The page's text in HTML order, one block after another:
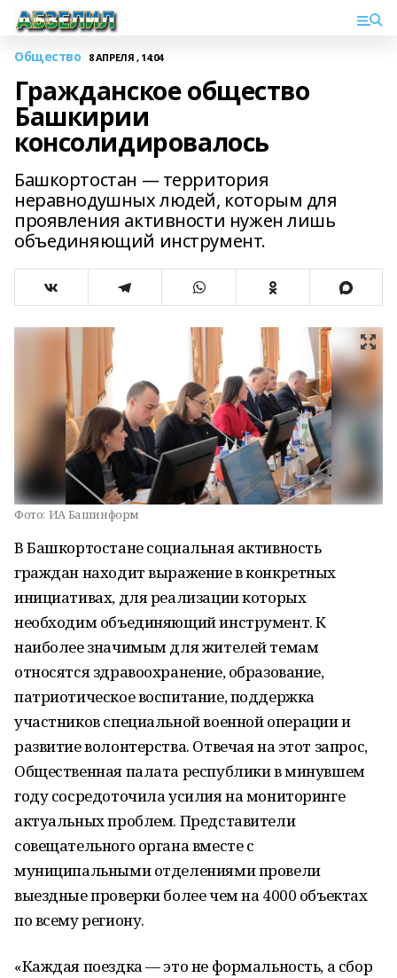
Общество 8 АПРЕЛЯ , 14:04
Гражданское общество
Башкирии
консолидировалось
Башкортостан — территория
неравнодушных людей, которым для
проявления активности нужен лишь
объединяющий инструмент.
Фото: ИА Башинформ
В Башкортостане социальная активность
граждан находит выражение в конкретных
инициативах, для реализации которых
необходим объединяющий инструмент. К
наиболее значимым для жителей темам
относятся здравоохранение, образование,
патриотическое воспитание, поддержка
участников специальной военной операции и
развитие волонтерства. Отвечая на этот запрос,
Общественная палата республики в минувшем
году сосредоточила усилия на мониторинге
актуальных проблем. Представители
совещательного органа вместе с
муниципальными отделениями провели
выездные проверки более чем на 4000 объектах
по всему региону.
«Каждая поездка — это не формальность, а сбор